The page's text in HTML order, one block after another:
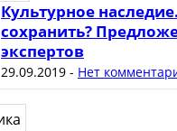
Культурное
сохранить?
экспертов
29.09.2019- Нет